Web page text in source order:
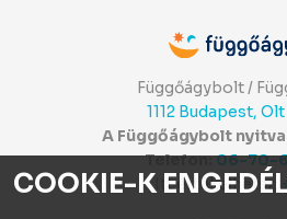
Függőágybolt /
1112 Budapest,
A Függőágybolt
Telefon:06-70-
Itt értékelhetsz:
COOKIE-K